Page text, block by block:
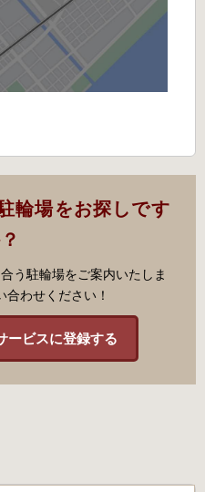
輪場をお探しです
う駐輪場をご案内いたしま
わせください！
ービスに登録する